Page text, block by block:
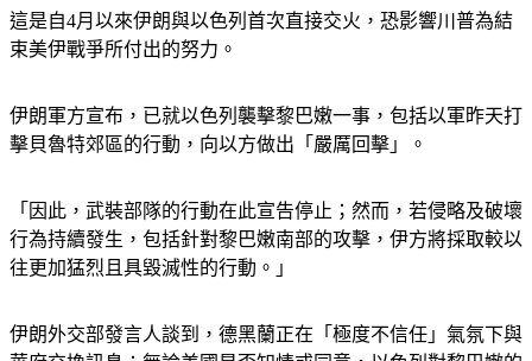
這是自4月以來伊朗與以色列首次直接交火，恐影響川普為結
束美伊戰爭所付出的努力。
伊朗軍方宣布，已就以色列襲擊黎巴嫩一事，包括以軍昨天打
擊貝魯特郊區的行動，向以方做出「嚴厲回擊」。
「因此，武裝部隊的行動在此宣告停止；然而，若侵略及破壞
行為持續發生，包括針對黎巴嫩南部的攻擊，伊方將採取較以
往更加猛烈且具毀滅性的行動。」
伊朗外交部發言人談到，德黑蘭正在「極度不信任」氣氛下與